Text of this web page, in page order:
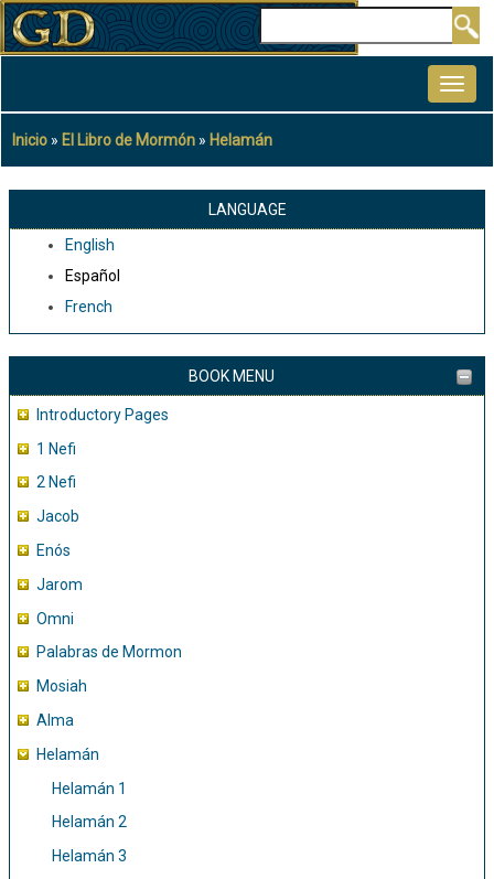
Pasar
al
principal
Sobrescribir
enlaces
ayuda
navegación
Inicio El Libro de Mormón Helamán
LANGUAGE
English
Español
French
BOOK MENU
Introductory Pages
1 Nefi
2 Nefi
Jacob
Enós
Jarom
Omni
Palabras de Mormon
Mosiah
Alma
Helamán
Helamán 1
Helamán 2
Helamán 3